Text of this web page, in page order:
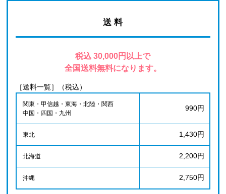
送 料
税込 30,000円以上で
全国送料無料になります。
［送料一覧］（税込）
関東・甲信越・東海・北陸・関西
中国・四国・九州
990円
東北 1,430円
北海道 2,200円
沖縄 2,750円